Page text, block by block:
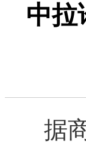
中拉
据